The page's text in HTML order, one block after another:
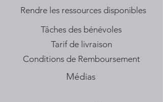
​Rendre les ressources disponibles
Tâches des bénévoles
Tarif de livraison
Conditions de Remboursement
Médias